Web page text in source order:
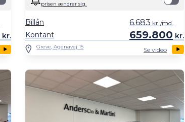
kr.
prisen ændrer sig.
Kontant 659.800 kr.
Billån 6.683 kr./md.
Greve, Agenavej 15 Se video